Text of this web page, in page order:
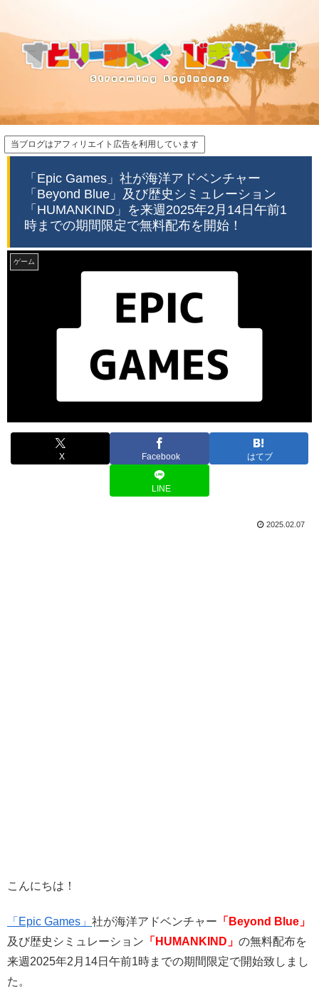
当ブログはアフィリエイト広告を利用しています
「Epic Games」社が海洋アドベンチャー
「Beyond Blue」及び歴史シミュレーション
「HUMANKIND」を来週2025年2月14日午前1
時までの期間限定で無料配布を開始！
ゲーム
X Facebook はてブ
LINE
2025.02.07
こんにちは！
「Epic Games」 社が海洋アドベンチャー 「Beyond Blue」
及び歴史シミュレーション 「HUMANKIND」 の無料配布を
来週2025年2月14日午前1時までの期間限定で開始致しまし
た。